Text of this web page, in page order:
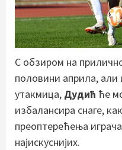
С обзиром на
половини априла, али
утакмица, Дудић ће
избалансира снаге,
преоптерећења
најискуснијих.